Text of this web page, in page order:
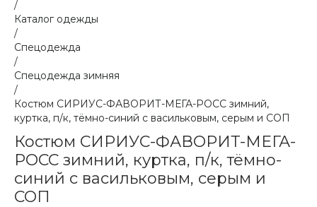
/
Каталог одежды
/
Спецодежда
/
Спецодежда зимняя
/
Костюм СИРИУС-ФАВОРИТ-МЕГА-РОСС зимний,
куртка, п/к, тёмно-синий с васильковым, серым и СОП
Костюм СИРИУС-ФАВОРИТ-МЕГА-
РОСС зимний, куртка, п/к, тёмно-
синий с васильковым, серым и
СОП